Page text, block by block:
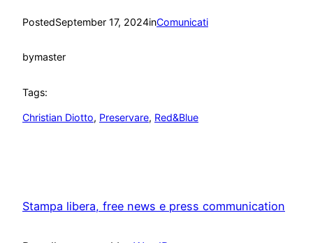
PostedSeptember 17, 2024inComunicati
bymaster
Tags:
Christian Diotto, Preservare, Red&Blue
Stampa libera, free news e press communication